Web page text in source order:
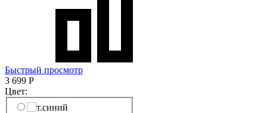
Быстрый просмотр
3 699 Р
Цвет: